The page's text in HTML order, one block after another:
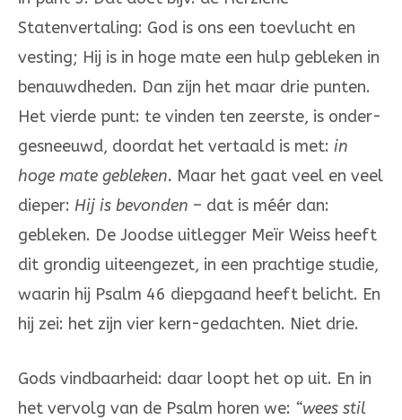
Statenvertaling: God is ons een toevlucht en
vesting; Hij is in hoge mate een hulp gebleken in
benauwdheden. Dan zijn het maar drie punten.
Het vierde punt: te vinden ten zeerste, is onder-
gesneeuwd, doordat het vertaald is met: in
hoge mate gebleken. Maar het gaat veel en veel
dieper: Hij is bevonden – dat is méér dan:
gebleken. De Joodse uitlegger Meïr Weiss heeft
dit grondig uiteengezet, in een prachtige studie,
waarin hij Psalm 46 diepgaand heeft belicht. En
hij zei: het zijn vier kern-gedachten. Niet drie.
Gods vindbaarheid: daar loopt het op uit. En in
het vervolg van de Psalm horen we: “wees stil